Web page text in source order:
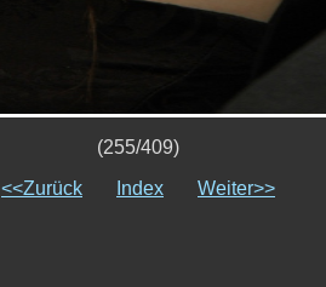
(255/409)
<<Zurück
Index Weiter>>